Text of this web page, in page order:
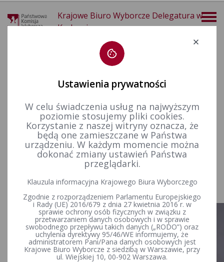
Krajowe Biuro Wyborcze Delegatura w
Krakowie
Ustawienia prywatności
W celu świadczenia usług na najwyższym
poziomie stosujemy pliki cookies.
Korzystanie z naszej witryny oznacza, że
będą one zamieszczane w Państwa
urządzeniu. W każdym momencie można
dokonać zmiany ustawień Państwa
przeglądarki.
Klauzula informacyjna Krajowego Biura Wyborczego
Zgodnie z rozporządzeniem Parlamentu Europejskiego
i Rady (UE) 2016/679 z dnia 27 kwietnia 2016 r. w
sprawie ochrony osób fizycznych w związku z
przetwarzaniem danych osobowych i w sprawie
swobodnego przepływu takich danych („RODO”) oraz
uchylenia dyrektywy 95/46/WE informujemy, że
administratorem Pani/Pana danych osobowych jest
Krajowe Biuro Wyborcze z siedzibą w Warszawie, przy
ul. Wiejskiej 10, 00-902 Warszawa.